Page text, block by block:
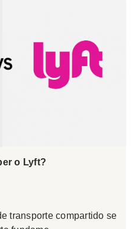
o Lyft?
transporte compartido se